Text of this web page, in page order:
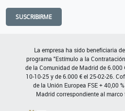
SUSCRIBIRME
La empresa ha sido beneficiaria
programa "Estímulo a la
de la Comunidad de Madrid de 6.000
10-10-25 y de 6.000 € el 25-02-26.
de la Unión Europea FSE + 40,00
Madrid correspondiente al marco